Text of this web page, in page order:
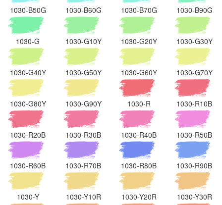
1030-B50G 1030-B60G 1030-B70G 1030-B90G
1030-G 1030-G10Y 1030-G20Y 1030-G30Y
1030-G40Y 1030-G50Y 1030-G60Y 1030-G70Y
1030-G80Y 1030-G90Y 1030-R 1030-R10B
1030-R20B 1030-R30B 1030-R40B 1030-R50B
1030-R60B 1030-R70B 1030-R80B 1030-R90B
1030-Y 1030-Y10R 1030-Y20R 1030-Y30R